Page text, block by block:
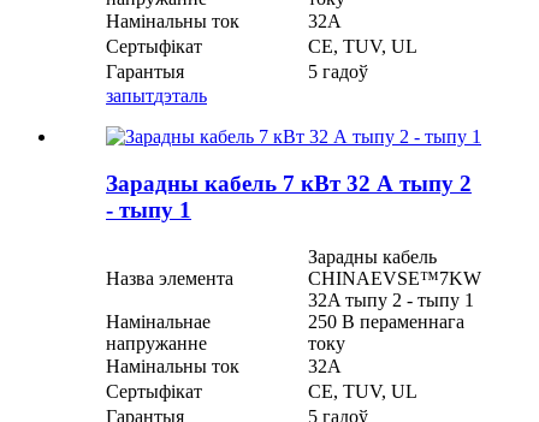
Намінальны ток
32А
Сертыфікат
CE, TUV, UL
Гарантыя
5 гадоў
запытдэталь
Зарадны кабель 7 кВт 32 А тыпу 2
- тыпу 1
Назва элемента
Зарадны кабель
CHINAEVSE™️7KW
32A тыпу 2 - тыпу 1
Намінальнае
напружанне
250 В пераменнага
току
Намінальны ток
32А
Сертыфікат
CE, TUV, UL
Гарантыя
5 гадоў